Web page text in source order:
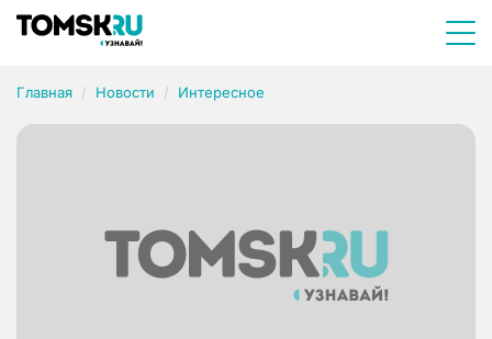
Главная Новости Интересное